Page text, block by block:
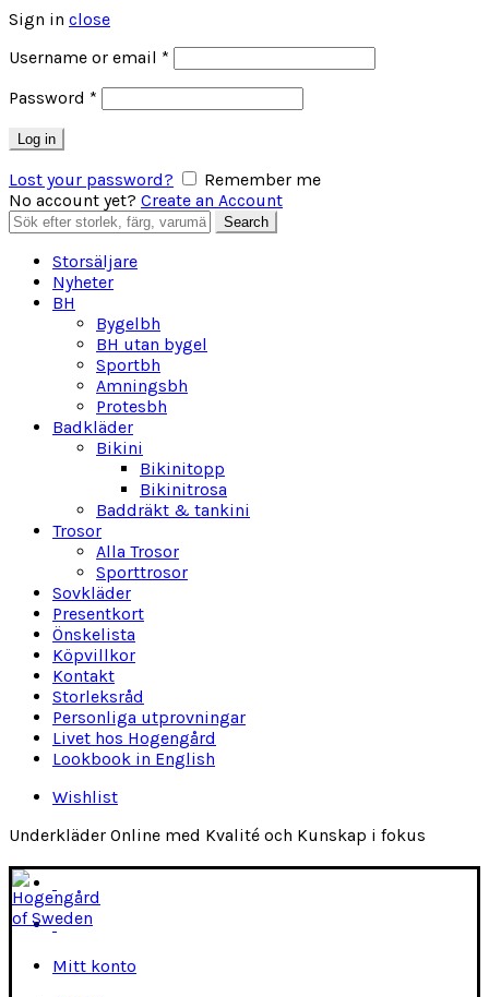
Sign in close
Username or email *
Password *
Log in
Lost your password?
Remember me
No account yet? Create an Account
Search
for:
Search
Storsäljare
Nyheter
BH
Bygelbh
BH utan bygel
Sportbh
Amningsbh
Protesbh
Badkläder
Bikini
Bikinitopp
Bikinitrosa
Baddräkt & tankini
Trosor
Alla Trosor
Sporttrosor
Sovkläder
Presentkort
Önskelista
Köpvillkor
Kontakt
Storleksråd
Personliga utprovningar
Livet hos Hogengård
Lookbook in English
Wishlist
Underkläder Online med Kvalité och Kunskap i fokus
Mitt konto